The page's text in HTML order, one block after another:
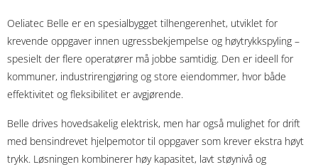
Oeliatec Belle er en spesialbygget tilhengerenhet, utviklet for
krevende oppgaver innen ugressbekjempelse og høytrykkspyling –
spesielt der flere operatører må jobbe samtidig. Den er ideell for
kommuner, industrirengjøring og store eiendommer, hvor både
effektivitet og fleksibilitet er avgjørende.
Belle drives hovedsakelig elektrisk, men har også mulighet for drift
med bensindrevet hjelpemotor til oppgaver som krever ekstra høyt
trykk. Løsningen kombinerer høy kapasitet, lavt støynivå og